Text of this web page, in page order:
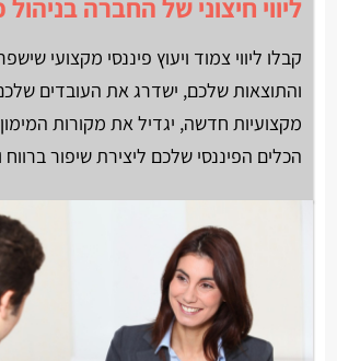
ליווי חיצוני של החברה
קבלו ליווי צמוד ויעוץ פיננסי מקצועי
והתוצאות שלכם, ישדרג את העובדים
מקצועיות חדשה, יגדיל את מקורות
הכלים הפיננסי שלכם ליצירת שיפור